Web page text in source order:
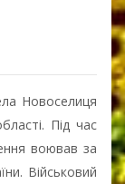
Новоселиця
Під час
воював за
Військовий